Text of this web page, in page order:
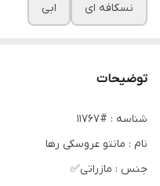
نسکافه ای ابی
توضیحات
شناسه : #11767
نام : مانتو عروسکی رها
جنس : مازراتی✅